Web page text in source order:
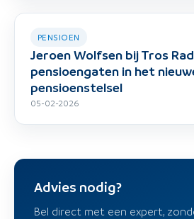
PENSIOEN
Jeroen Wolfsen bij Tros
pensioengaten in het
pensioenstelsel
05-02-2026
Advies nodig?
Bel direct met een expert,